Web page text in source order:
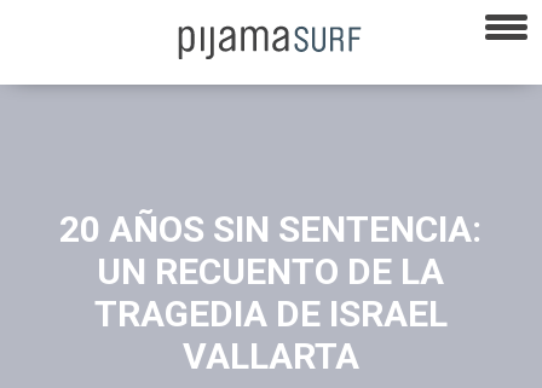
20 AÑOS SIN SENTENCIA:
UN RECUENTO DE LA
TRAGEDIA DE ISRAEL
VALLARTA